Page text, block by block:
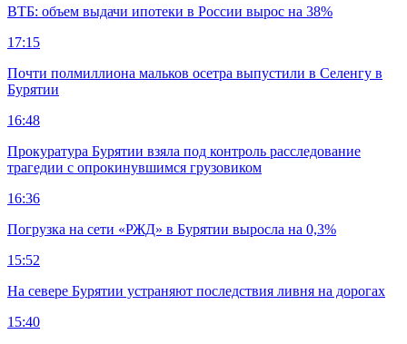
ВТБ: объем выдачи ипотеки в России вырос на 38%
17:15
Почти полмиллиона мальков осетра выпустили в Селенгу в
Бурятии
16:48
Прокуратура Бурятии взяла под контроль расследование
трагедии с опрокинувшимся грузовиком
16:36
Погрузка на сети «РЖД» в Бурятии выросла на 0,3%
15:52
На севере Бурятии устраняют последствия ливня на дорогах
15:40